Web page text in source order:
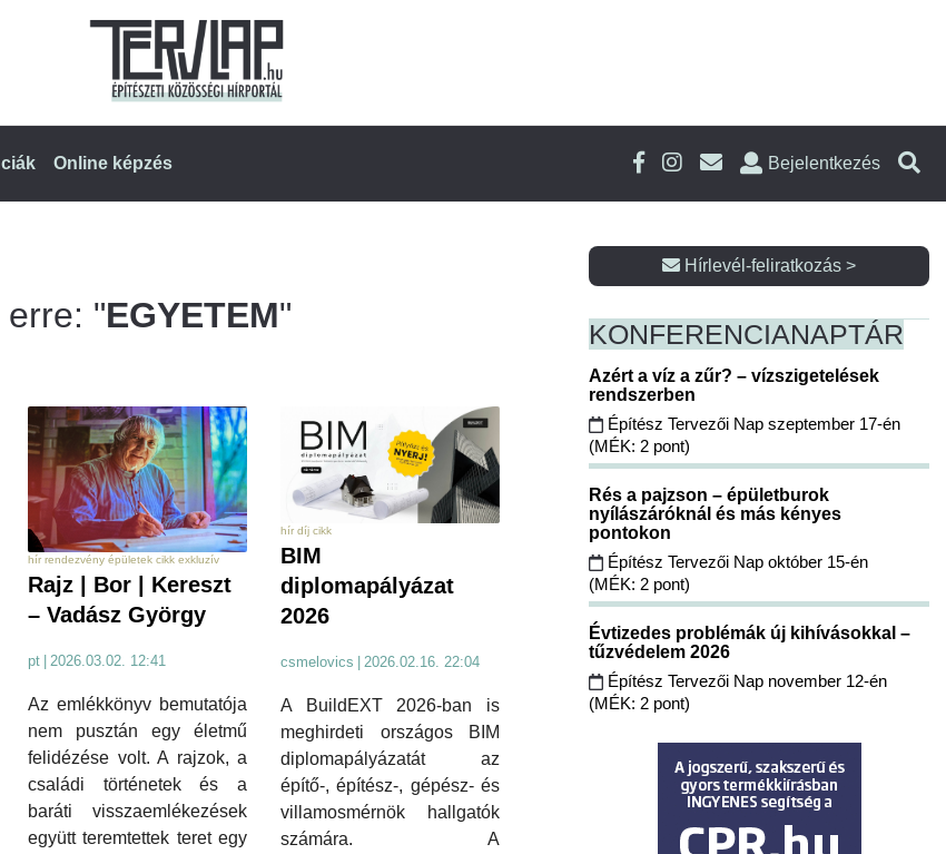
Online képzés Bejelentkezés
"EGYETEM"
hír rendezvény épületek cikk exkluzív
Rajz | Bor | Kereszt
– Vadász György
pt 2026.03.02. 12:41
Az emlékkönyv bemutatója
nem pusztán egy életmű
felidézése volt. A rajzok, a
családi történetek és a
baráti visszaemlékezések
együtt teremtettek teret egy
hír díj cikk
BIM
diplomapályázat
2026
csmelovics 2026.02.16. 22:04
A BuildEXT 2026-ban is
meghirdeti országos BIM
diplomapályázatát az
építő-, építész-, gépész- és
villamosmérnök hallgatók
számára. A
Hírlevél-feliratkozás >
KONFERENCIANAPTÁR
Azért a víz a zűr? – vízszigetelések
rendszerben
Építész Tervezői Nap szeptember 17-én
(MÉK: 2 pont)
Rés a pajzson – épületburok
nyílászáróknál és más kényes
pontokon
Építész Tervezői Nap október 15-én
(MÉK: 2 pont)
Évtizedes problémák új kihívásokkal –
tűzvédelem 2026
Építész Tervezői Nap november 12-én
(MÉK: 2 pont)